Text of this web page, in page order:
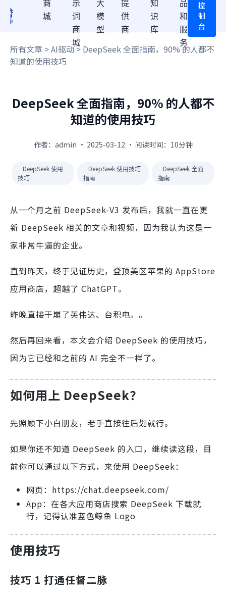
商
城
示
词
商
城
大
模
型
提
供
商
知
识
库
品
和
服
务
控
制
台
所有文章 >AI驱动> DeepSeek 全面指南，90% 的人都不
知道的使用技巧
DeepSeek 全面指南，90% 的人都不
知道的使用技巧
作者：admin · 2025-03-12 · 阅读时间：10分钟
DeepSeek 使用
技巧
DeepSeek 使用技巧
指南
DeepSeek 全面
指南
从一个月之前 DeepSeek-V3 发布后，我就一直在更
新 DeepSeek 相关的文章和视频，因为我认为这是一
家非常牛逼的企业。
直到昨天，终于见证历史，登顶美区苹果的 AppStore
应用商店，超越了 ChatGPT。
昨晚直接干崩了英伟达、台积电。。
然后再回来看，本文会介绍 DeepSeek 的使用技巧，
因为它已经和之前的 AI 完全不一样了。
如何用上 DeepSeek？
先照顾下小白朋友，老手直接往后划就行。
如果你还不知道 DeepSeek 的入口，继续读这段，目
前你可以通过以下方式，来使用 DeepSeek：
网页：https://chat.deepseek.com/
App：在各大应用商店搜索 DeepSeek 下载就
行，记得认准蓝色鲸鱼 Logo
使用技巧
技巧 1 打通任督二脉